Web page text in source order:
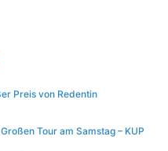
Preis von Redentin
Tour am Samstag – KUP